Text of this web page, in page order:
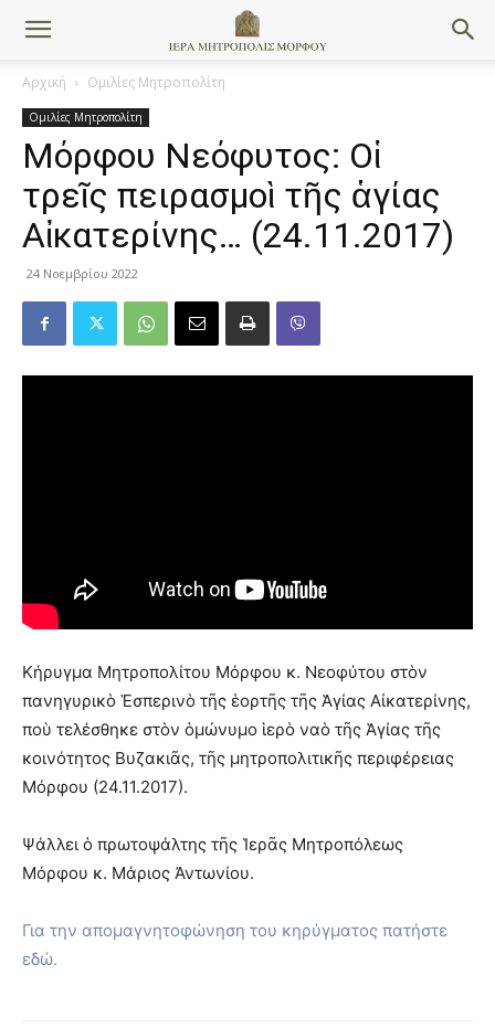
Αρχική Ομιλίες Μητροπολίτη
Ομιλίες Μητροπολίτη
Μόρφου Νεόφυτος: Οἱ
τρεῖς πειρασμοὶ τῆς ἁγίας
Αἰκατερίνης… (24.11.2017)
24 Νοεμβρίου 2022
Κήρυγμα Μητροπολίτου Μόρφου κ. Νεοφύτου στὸν
πανηγυρικὸ Ἑσπερινὸ τῆς ἑορτῆς τῆς Ἁγίας Αἰκατερίνης,
ποὺ τελέσθηκε στὸν ὁμώνυμο ἱερὸ ναὸ τῆς Ἁγίας τῆς
κοινότητος Βυζακιᾶς, τῆς μητροπολιτικῆς περιφέρειας
Μόρφου (24.11.2017).
Ψάλλει ὁ πρωτοψάλτης τῆς Ἱερᾶς Μητροπόλεως
Μόρφου κ. Μάριος Ἀντωνίου.
Για την απομαγνητοφώνηση του κηρύγματος πατήστε
εδώ.